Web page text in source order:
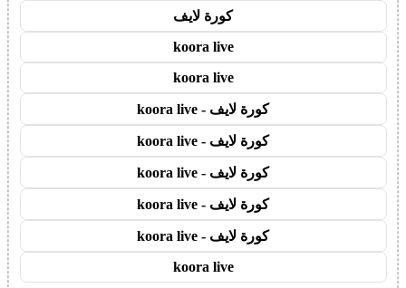
كورة لايف
koora live
koora live
كورة لايف - koora live
كورة لايف - koora live
كورة لايف - koora live
كورة لايف - koora live
كورة لايف - koora live
koora live